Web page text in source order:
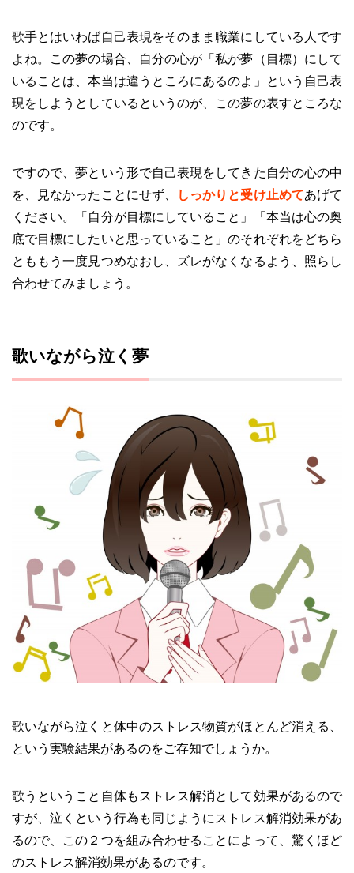
歌手とはいわば自己表現をそのまま職業にしている人です
よね。この夢の場合、自分の心が「私が夢（目標）にして
いることは、本当は違うところにあるのよ」という自己表
現をしようとしているというのが、この夢の表すところな
のです。
ですので、夢という形で自己表現をしてきた自分の心の中
を、見なかったことにせず、
しっかりと受け止めてあげて
ください。「自分が目標にしていること」「本当は心の奥
底で目標にしたいと思っていること」のそれぞれをどちら
とももう一度見つめなおし、ズレがなくなるよう、照らし
合わせてみましょう。
歌いながら泣く夢
歌いながら泣くと体中のストレス物質がほとんど消える、
という実験結果があるのをご存知でしょうか。
歌うということ自体もストレス解消として効果があるので
すが、泣くという行為も同じようにストレス解消効果があ
るので、この２つを組み合わせることによって、驚くほど
のストレス解消効果があるのです。